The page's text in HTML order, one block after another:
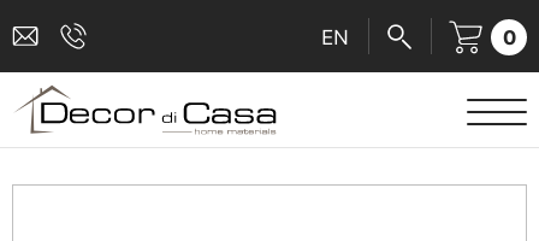
EN 0
ΕΙΔΗ ΥΓΙΕΙΝΗΣ